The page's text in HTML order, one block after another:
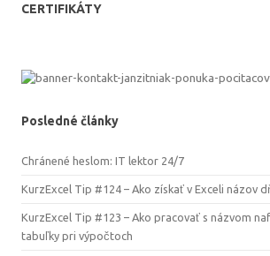
CERTIFIKÁTY
Posledné články
Chránené heslom: IT lektor 24/7
KurzExcel Tip #124 – Ako získať v Exceli názov
KurzExcel Tip #123 – Ako pracovať s názvom
tabuľky pri výpočtoch